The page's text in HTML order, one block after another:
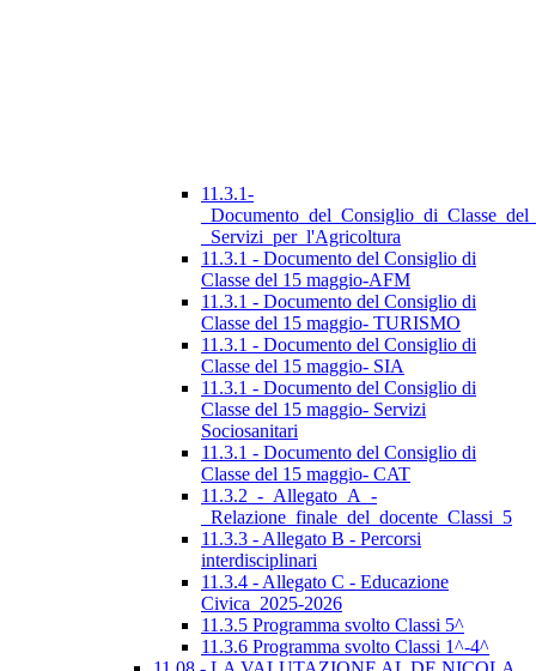
11.3.1-
_Servizi_per_l'Agricoltura
11.3.1 - Documento del Consiglio di
Classe del 15 maggio-AFM
11.3.1 - Documento del Consiglio di
Classe del 15 maggio- TURISMO
11.3.1 - Documento del Consiglio di
Classe del 15 maggio- SIA
11.3.1 - Documento del Consiglio di
Classe del 15 maggio- Servizi
Sociosanitari
11.3.1 - Documento del Consiglio di
Classe del 15 maggio- CAT
11.3.2_-_Allegato_A_-
_Relazione_finale_del_docente_Classi_5
11.3.3 - Allegato B - Percorsi
interdisciplinari
11.3.4 - Allegato C - Educazione
Civica_2025-2026
11.3.5 Programma svolto Classi 5^
11.3.6 Programma svolto Classi 1^-4^